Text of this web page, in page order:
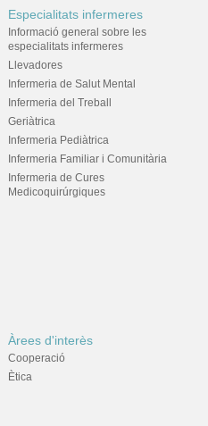
Especialitats infermeres
Informació general sobre les
especialitats infermeres
Llevadores
Infermeria de Salut Mental
Infermeria del Treball
Geriàtrica
Infermeria Pediàtrica
Infermeria Familiar i Comunitària
Infermeria de Cures
Medicoquirúrgiques
Àrees d'interès
Cooperació
Ètica